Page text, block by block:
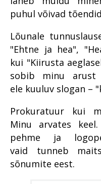
puhul võivad
Lõunale
"Ehtne ja hea",
kui "Kiirusta
sobib minu arust
ele kuuluv slogan –
Prokuratuur kui
Minu arvates
pehme ja
vaid tunneb
sõnumite eest.